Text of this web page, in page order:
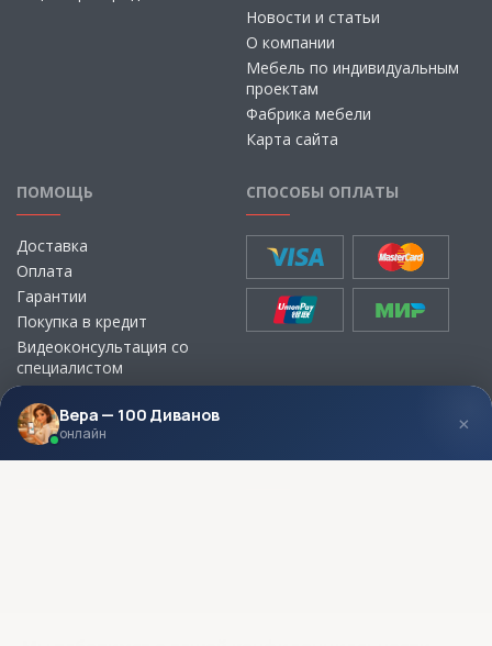
Новости и статьи
О компании
Мебель по индивидуальным
проектам
Фабрика мебели
Карта сайта
ПОМОЩЬ
Доставка
Оплата
Гарантии
Покупка в кредит
Видеоконсультация со
специалистом
Выбор ткани для мебели без
визита в магазин
СПОСОБЫ ОПЛАТЫ
МЫ В СОЦСЕТЯХ КОНТАКТЫ
Вера — 100 Диванов
онлайн ×